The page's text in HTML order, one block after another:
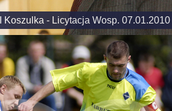
- Licytacja Wosp. 07.01.2010